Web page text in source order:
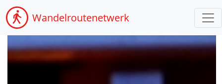
Wandelroutenetwerk